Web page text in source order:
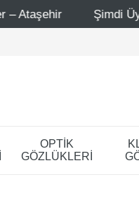
Üye ol ! 5000 TL üzeri
OPTİK
GÖZLÜKLERİ